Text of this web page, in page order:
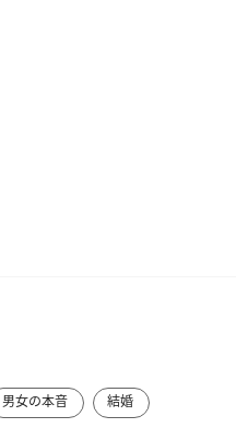
男女の本音
結婚